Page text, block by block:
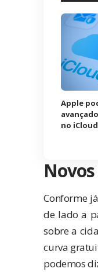
Apple
no
Conforme
de lado a
sobre a
curva
podemos